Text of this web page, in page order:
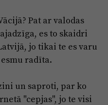
Pat ar valodas
es to skaidri
jo tikai te es varu
radīta.
un saproti, par ko
"cepjas", jo te visi